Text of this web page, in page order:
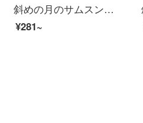
斜めの月のサムスンの3条は竹の繊維のタオルを詰めて厚いことをプラスして、柔らかい肌のタオルの多花型のオプションの竹の繊維のタオルの3条が詰めます。
¥281~